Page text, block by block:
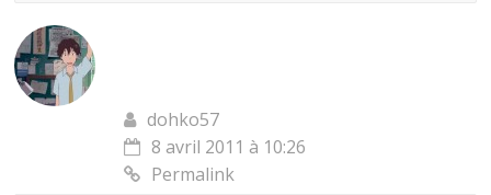
dohko57
8 avril 2011 à 10:26
Permalink